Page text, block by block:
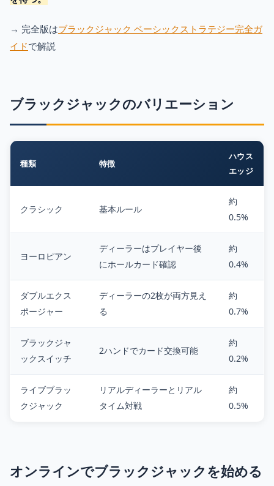
→ 完全版はブラックジャック ベーシックストラテジー完全ガ
イドで解説
ブラックジャックのバリエーション
種類 特徴
ハウス
エッジ
クラシック 基本ルール
約
0.5%
ヨーロピアン
ディーラーはプレイヤー後
にホールカード確認
約
0.4%
ダブルエクス
ポージャー
ディーラーの2枚が両方見え
る
約
0.7%
ブラックジャ
ックスイッチ
2ハンドでカード交換可能
約
0.2%
ライブブラッ
クジャック
リアルディーラーとリアル
タイム対戦
約
0.5%
オンラインでブラックジャックを始める